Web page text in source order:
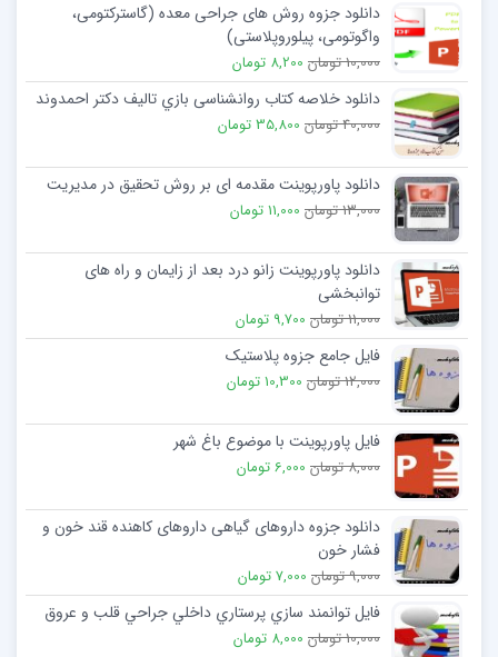
دانلود جزوه روش های جراحی معده (گاسترکتومی،
واگوتومی، پیلوروپلاستی)
10,000 تومان 8,200 تومان
دانلود خلاصه کتاب روانشناسی بازي تالیف دكتر احمدوند
40,000 تومان 35,800 تومان
دانلود پاورپوینت مقدمه ای بر روش تحقیق در مدیریت
13,000 تومان 11,000 تومان
دانلود پاورپوینت زانو درد بعد از زایمان و راه های
توانبخشی
11,000 تومان 9,700 تومان
فایل جامع جزوه پلاستیک
12,000 تومان 10,300 تومان
فایل پاورپوینت با موضوع باغ شهر
8,000 تومان 6,000 تومان
دانلود جزوه داروهای گیاهی داروهای کاهنده قند خون و
فشار خون
9,000 تومان 7,000 تومان
فایل توانمند سازي پرستاري داخلي جراحي قلب و عروق
10,000 تومان 8,000 تومان